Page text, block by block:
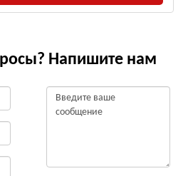
Напишите нам